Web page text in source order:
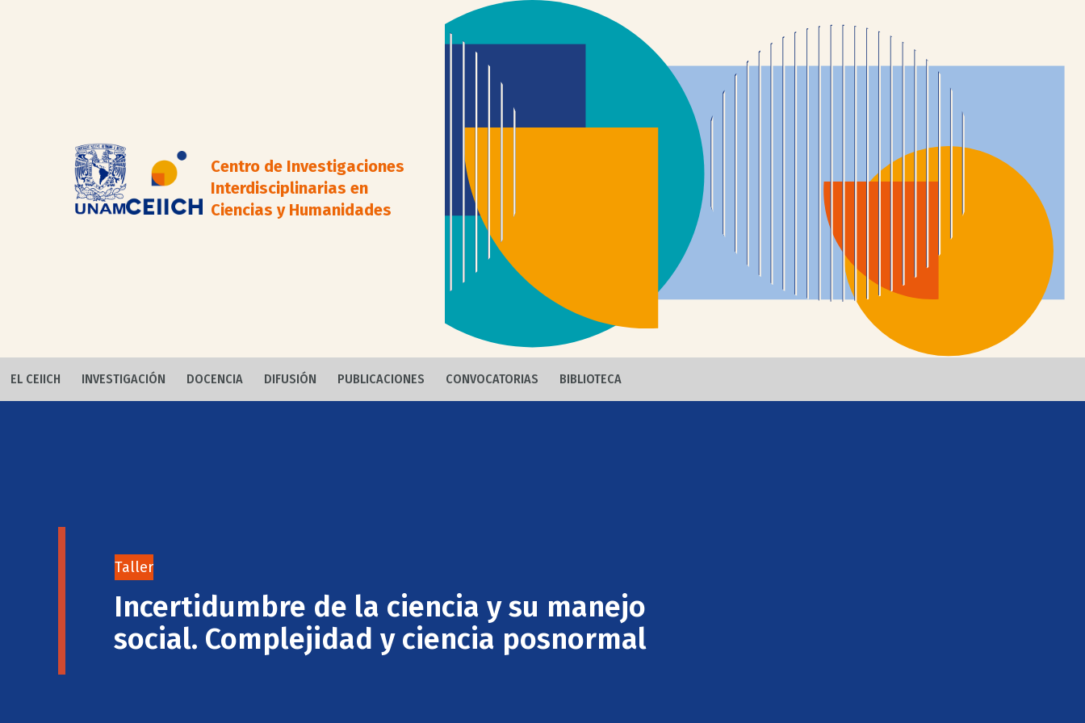
Centro de Investigaciones
Interdisciplinarias en
Ciencias y Humanidades
EL CEIICH INVESTIGACIÓN DOCENCIA DIFUSIÓN PUBLICACIONES CONVOCATORIAS BIBLIOTECA
Taller
Incertidumbre de la ciencia y su manejo
social. Complejidad y ciencia posnormal